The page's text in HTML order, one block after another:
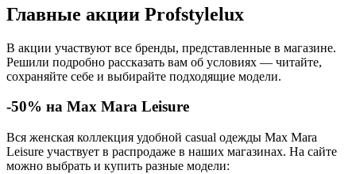
Главные акции Profstylelux
В акции участвуют все бренды, представленные в магазине.
Решили подробно рассказать вам об условиях — читайте,
сохраняйте себе и выбирайте подходящие модели.
-50% на Max Mara Leisure
Вся женская коллекция удобной casual одежды Max Mara
Leisure участвует в распродаже в наших магазинах. На сайте
можно выбрать и купить разные модели: